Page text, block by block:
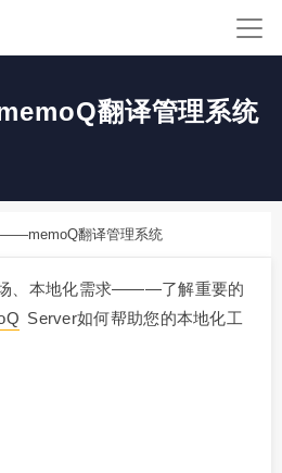
翻译管理系统
翻译管理系统
场、本地化需求———了解重要的
Server如何帮助您的本地化工